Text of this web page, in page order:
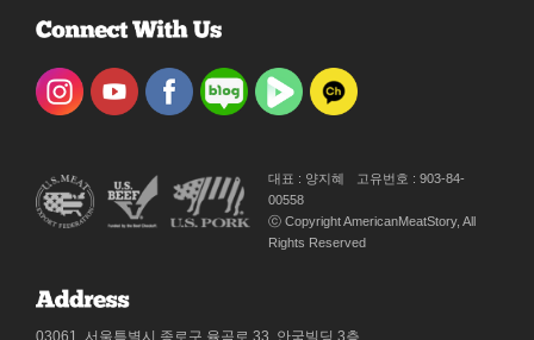
대표 : 양지혜
고유번호 : 903-84-
00558
ⓒ Copyright AmericanMeatStory, All
Rights Reserved
03061, 서울특별시 종로구 율곡로 33, 안국빌딩 3층